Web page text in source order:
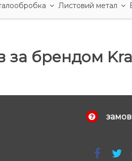
Листовий метал
за брендом